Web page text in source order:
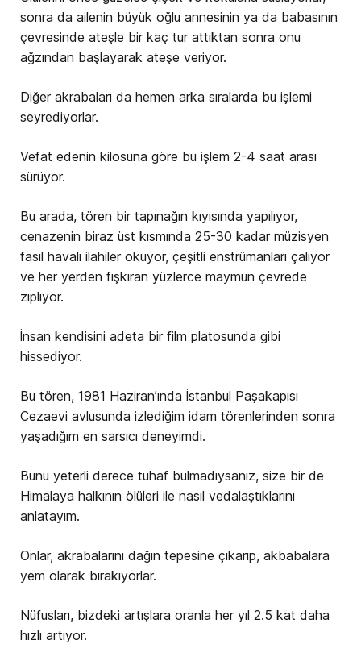
sonra da ailenin büyük oğlu annesinin ya da babasının
çevresinde ateşle bir kaç tur attıktan sonra onu
ağzından başlayarak ateşe veriyor.
Diğer akrabaları da hemen arka sıralarda bu işlemi
seyrediyorlar.
Vefat edenin kilosuna göre bu işlem 2-4 saat arası
sürüyor.
Bu arada, tören bir tapınağın kıyısında yapılıyor,
cenazenin biraz üst kısmında 25-30 kadar müzisyen
fasıl havalı ilahiler okuyor, çeşitli enstrümanları çalıyor
ve her yerden fışkıran yüzlerce maymun çevrede
zıplıyor.
İnsan kendisini adeta bir film platosunda gibi
hissediyor.
Bu tören, 1981 Haziran’ında İstanbul Paşakapısı
Cezaevi avlusunda izlediğim idam törenlerinden sonra
yaşadığım en sarsıcı deneyimdi.
Bunu yeterli derece tuhaf bulmadıysanız, size bir de
Himalaya halkının ölüleri ile nasıl vedalaştıklarını
anlatayım.
Onlar, akrabalarını dağın tepesine çıkarıp, akbabalara
yem olarak bırakıyorlar.
Nüfusları, bizdeki artışlara oranla her yıl 2.5 kat daha
hızlı artıyor.